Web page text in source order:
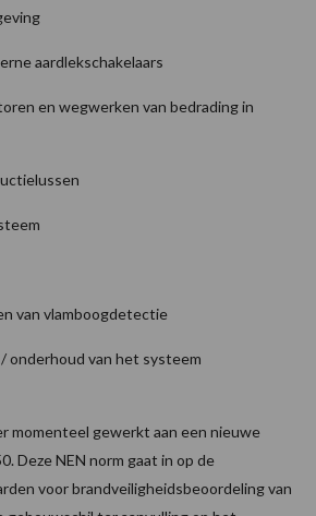
aardlekschakelaars
en wegwerken van bedrading in
van vlamboogdetectie
onderhoud van het systeem
momenteel gewerkt aan een nieuwe
Deze NEN norm gaat in op de
voor brandveiligheidsbeoordeling van